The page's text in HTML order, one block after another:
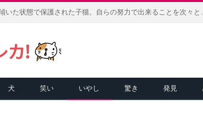
頭が傾いた状態で保護
犬 笑い いやし 驚き 発見